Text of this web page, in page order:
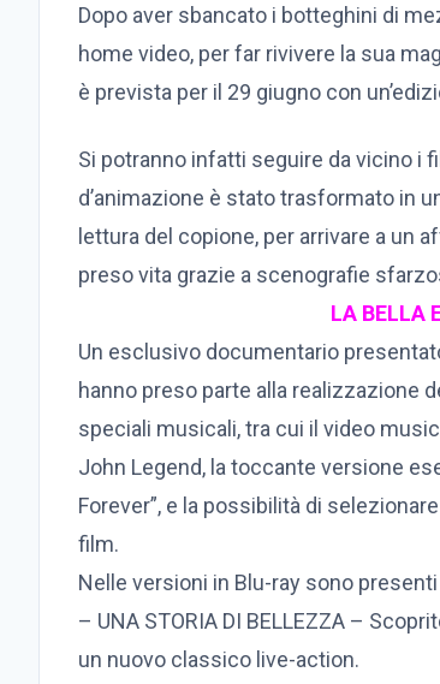
Dopo aver sbancato i botteghini di
home video, per far rivivere la sua
è prevista per il 29 giugno con
Si potranno infatti seguire da vicino i
d’animazione è stato trasformato in
lettura del copione, per arrivare a un
preso vita grazie a scenografie
LA BELLA
Un esclusivo documentario
hanno preso parte alla realizzazione
speciali musicali, tra cui il video
John Legend, la toccante versione
Forever”, e la possibilità di
film.
Nelle versioni in Blu-ray sono
– UNA STORIA DI BELLEZZA –
un nuovo classico live-action.